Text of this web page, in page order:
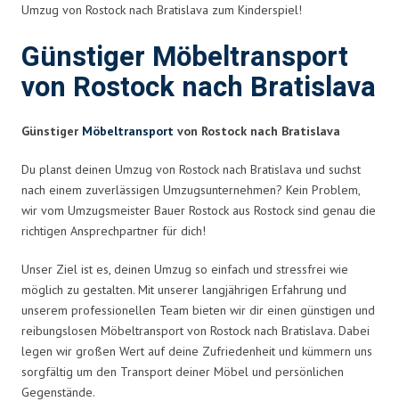
Umzug von Rostock nach Bratislava zum Kinderspiel!
Günstiger Möbeltransport
von Rostock nach Bratislava
Günstiger Möbeltransport von Rostock nach Bratislava
Du planst deinen Umzug von Rostock nach Bratislava und suchst
nach einem zuverlässigen Umzugsunternehmen? Kein Problem,
wir vom Umzugsmeister Bauer Rostock aus Rostock sind genau die
richtigen Ansprechpartner für dich!
Unser Ziel ist es, deinen Umzug so einfach und stressfrei wie
möglich zu gestalten. Mit unserer langjährigen Erfahrung und
unserem professionellen Team bieten wir dir einen günstigen und
reibungslosen Möbeltransport von Rostock nach Bratislava. Dabei
legen wir großen Wert auf deine Zufriedenheit und kümmern uns
sorgfältig um den Transport deiner Möbel und persönlichen
Gegenstände.